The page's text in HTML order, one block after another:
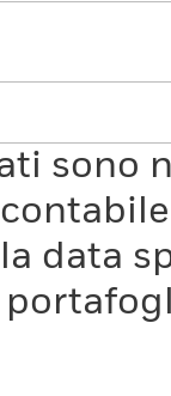
sono
data